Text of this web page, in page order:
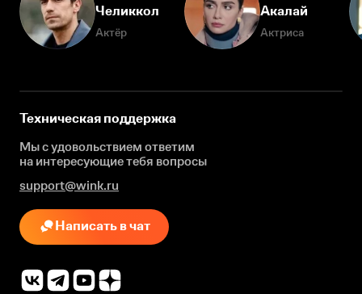
Челиккол
Актёр
Акалай
Актриса
Техническая поддержка
Мы с удовольствием ответим
на интересующиетебя вопросы
support@wink.ru
Написать в чат